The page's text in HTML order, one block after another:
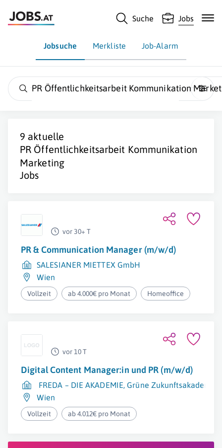
Suche Jobs
Jobsuche Merkliste Job-Alarm
PR Öffentlichkeitsarbeit Kommunikation
9 aktuelle
PR Öffentlichkeitsarbeit Kommunikation
Marketing
Jobs
vor 30+ T
PR & Communication Manager (m/w/d)
SALESIANER MIETTEX GmbH
Wien
Vollzeit ab 4.000€ pro Monat Homeoffice
vor 10 T
Digital Content Manager:in und PR (m/w/d)
FREDA – DIE AKADEMIE, Grüne
Wien
Vollzeit ab 4.012€ pro Monat